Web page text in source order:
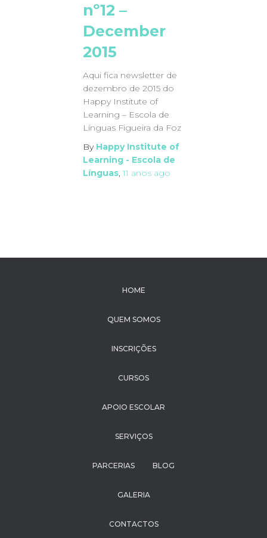
nº12 –
December
2015
Aqui fica newsletter de
dezembro de 2015 do
Happy Institute of
Learning – Escola de
Línguas Figueira da Foz
By Happy Institute of
Learning - Escola de
Línguas,11 anos ago
HOME
QUEM SOMOS
INSCRIÇÕES
CURSOS
APOIO ESCOLAR
SERVIÇOS
PARCERIAS BLOG
GALERIA
CONTACTOS